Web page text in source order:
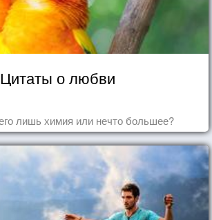
Цитаты о любви
лишь химия или нечто большее?